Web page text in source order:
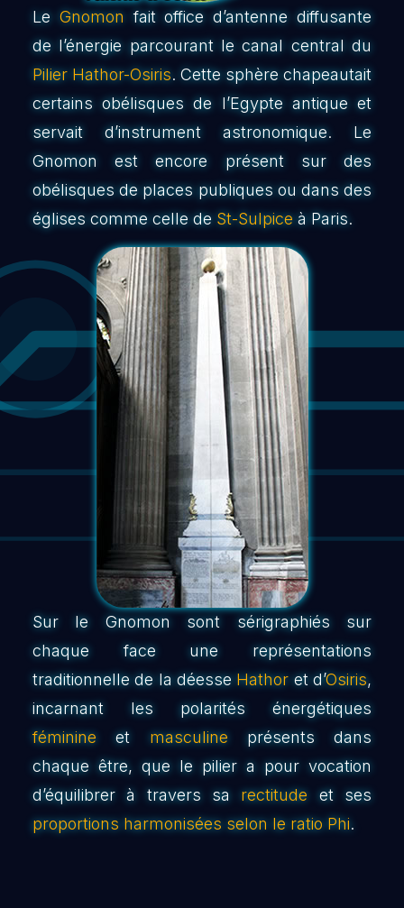
Le Gnomon fait office d’antenne diffusante
de l’énergie parcourant le canal central du
Pilier Hathor-Osiris. Cette sphère chapeautait
certains obélisques de l’Egypte antique et
servait d’instrument astronomique. Le
Gnomon est encore présent sur des
obélisques de places publiques ou dans des
églises comme celle de St-Sulpice à Paris.
Sur le Gnomon sont sérigraphiés sur
chaque face une représentations
traditionnelle de la déesse Hathor et d’Osiris,
incarnant les polarités énergétiques
féminine et masculine présents dans
chaque être, que le pilier a pour vocation
d’équilibrer à travers sa rectitude et ses
proportions harmonisées selon le ratio Phi.